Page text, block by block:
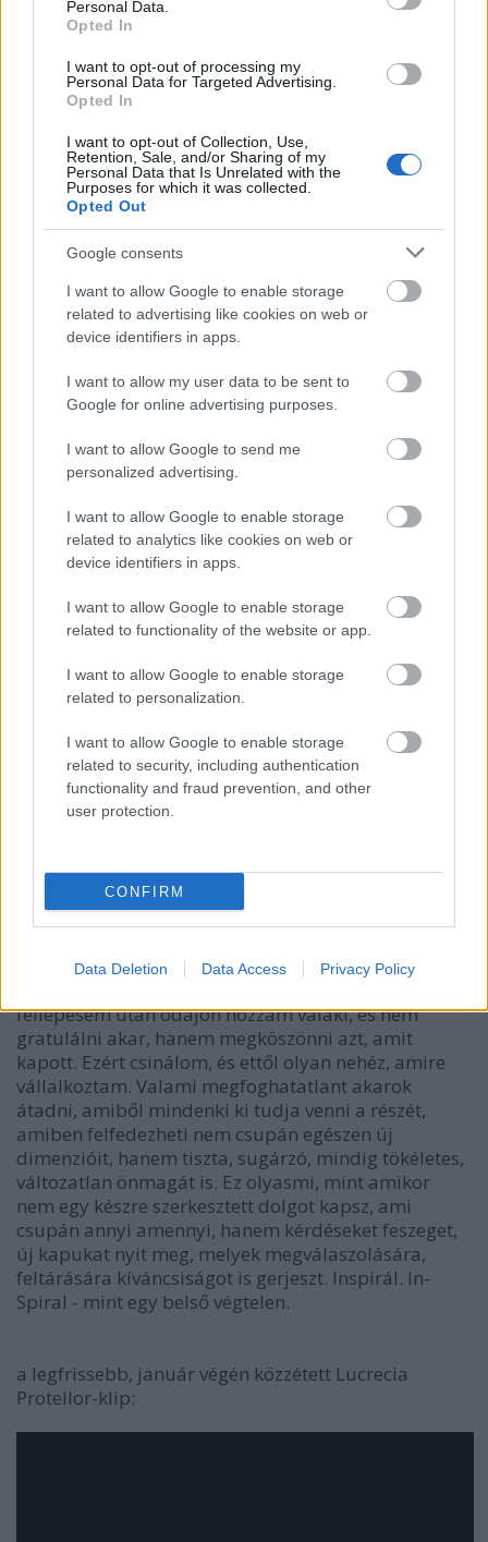
Personal Data.
Opted In
I want to opt-out of processing my
Personal Data for Targeted Advertising.
Opted In
I want to opt-out of Collection, Use,
Retention, Sale, and/or Sharing of my
Personal Data that Is Unrelated with the
Purposes for which it was collected.
Opted Out
Google consents
I want to allow Google to enable storage
related to advertising like cookies on web or
device identifiers in apps.
I want to allow my user data to be sent to
Google for online advertising purposes.
I want to allow Google to send me
personalized advertising.
I want to allow Google to enable storage
related to analytics like cookies on web or
device identifiers in apps.
I want to allow Google to enable storage
related to functionality of the website or app.
I want to allow Google to enable storage
related to personalization.
I want to allow Google to enable storage
related to security, including authentication
functionality and fraud prevention, and other
user protection.
CONFIRM
Data Deletion Data Access Privacy Policy
akkor belekóstoltam a filmzeneszerzésbe (egy
barátom filmjéhez, és a
kisfilmemhez készítettem zenét), majd jött egy
csomó minden, amit most már képtelen lennék
összeírni, annyiféle oldalról, műfaji nevezőről
zeneszerzés folyamata mindig megmaradt
ugyanannak az intuitív, spontán megjelenő
dolognak. Vagy eszembe jutnak dallamok,
hangulatok, textúrák, de előfordult, hogy egy
komplett szám ment le a fejemben a fürdőben, és
megfigyeltem, hogy mindig a semmiből indulok ki,
nem törekszem arra, hogy valamihez hasonlítson,
ami tetszik, és végül egy egyszerre sztoris és
hipnotikus körforgáshoz lyukadok ki, ami egyfajta
tökéletesség-esszencia - talán a nyugati kultúra hős
útja-modell keveredve egy épp megvilágosodást
átélő himalájai jógi tudatával.
Megjelenések:
Mr. Pjupe Has Arrived
2014), Cocoa(EP, 2014),Gameboy(EP, 2015),And
The Sun(album, 2015),Thunders And Wonders
(album, 2015),Lucrecia Protellor
On Love(EP, 2016) - ezek mind a Bandcamp-en:
Emellett kerülnek fel zenéim a Soundcloudra (
Küldetés/Jövőkép:folytatni az alkotást, megtalálni
Mellékprojektek:közreműködések/remixek
Kistehén,Beat Dis,Alba Hyseni,Dirty Flow Club
We Plants Are Happy Plants
Szexepil:3+2=6.
Legnagyobb eredmény, elismerés:
már profi vagyok", ami egyáltalán nem igaz. Az igazi
fellépésem után odajön hozzám valaki, és nem
gratulálni akar, hanem megköszönni azt, amit
kapott. Ezért csinálom, és ettől olyan nehéz, amire
vállalkoztam. Valami megfoghatatlant akarok
átadni, amiből mindenki ki tudja venni a részét,
amiben felfedezheti nem csupán egészen új
dimenzióit, hanem tiszta, sugárzó, mindig tökéletes,
változatlan önmagát is. Ez olyasmi, mint amikor
nem egy készre szerkesztett dolgot kapsz, ami
csupán annyi amennyi, hanem kérdéseket feszeget,
új kapukat nyit meg, melyek megválaszolására,
feltárására kíváncsiságot is gerjeszt. Inspirál. In-
Spiral - mint egy belső végtelen.
a legfrissebb, január végén közzétett Lucrecia
Protellor-klip: